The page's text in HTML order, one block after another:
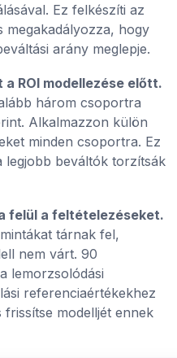
Ez felkészíti az
megakadályozza, hogy
arány meglepje.
ROI modellezése előtt.
három csoportra
Alkalmazzon külön
minden csoportra. Ez
legjobb beváltók torzítsák
felül a feltételezéseket.
tárnak fel,
nem várt. 90
lemorzsolódási
referenciaértékekhez
frissítse modelljét ennek